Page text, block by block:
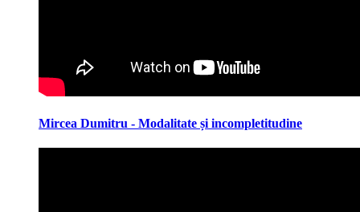
Mircea Dumitru - Modalitate și incompletitudine